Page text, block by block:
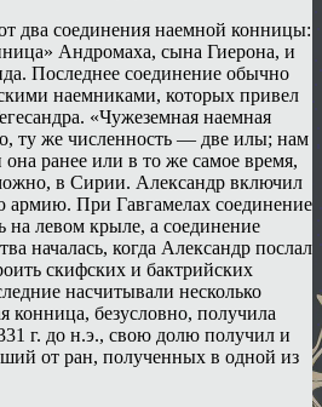
два соединения наемной конницы:
Андромаха, сына Гиерона, и
Последнее соединение обычно
наемниками, которых привел
«Чужеземная наемная
ту же численность — две илы; нам
она ранее или в то же самое время,
в Сирии. Александр включил
армию. При Гавгамелах соединение
на левом крыле, а соединение
началась, когда Александр послал
скифских и бактрийских
насчитывали несколько
конница, безусловно, получила
г. до н.э., свою долю получил и
от ран, полученных в одной из